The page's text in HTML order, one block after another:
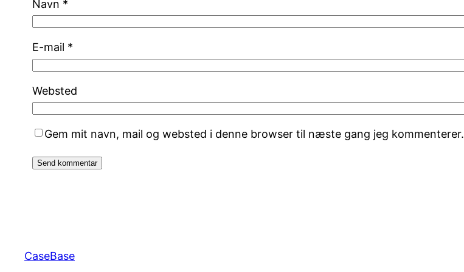
Navn *
E-mail *
Websted
Gem mit navn, mail og websted i denne browser til næste gang jeg kommenterer.
CaseBase